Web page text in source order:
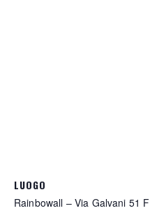
LUOGO
Rainbowall – Via Galvani 51 F